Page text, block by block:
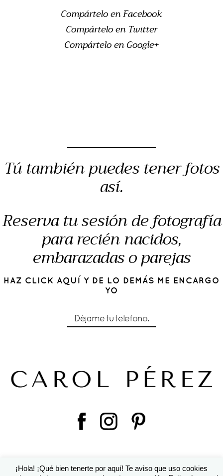
Compártelo en Facebook
Compártelo en Twitter
Compártelo en Google+
Tú también puedes tener fotos
así.
Reserva tu sesión de fotografía
para recién nacidos,
embarazadas o parejas
HAZ CLICK AQUÍ Y DE LO DEMÁS ME ENCARGO
YO
Déjame tu telefono.
© 2016 Cárol Pérez | Diseño deSusana Torralbo | ProPhoto
¡Hola! ¡Qué bien tenerte por aquí! Te aviso que uso cookies